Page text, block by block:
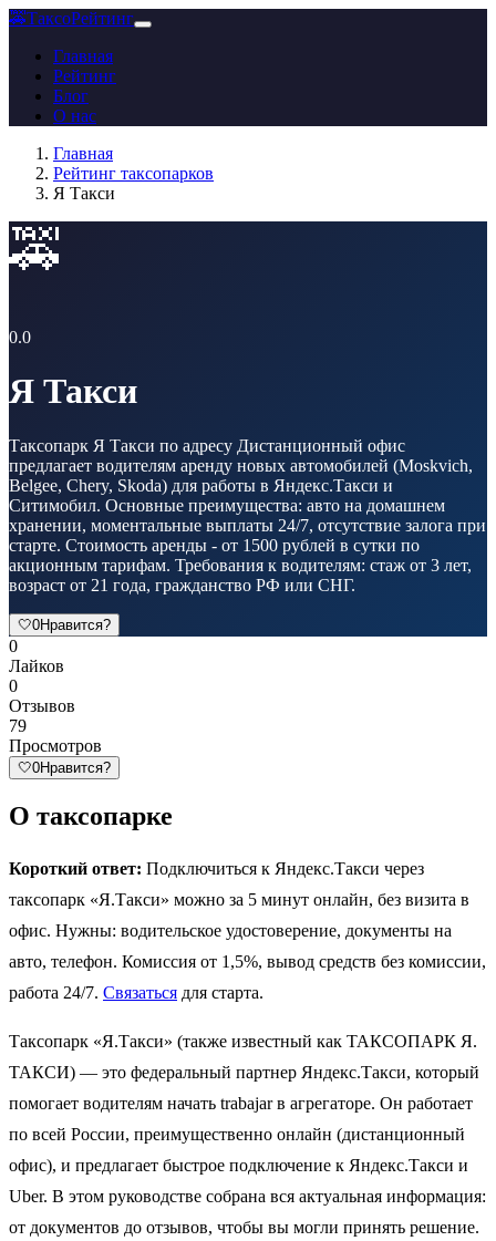
🚕ТаксоРейтинг
Главная
Рейтинг
Блог
О нас
Главная
Рейтинг таксопарков
Я Такси
🚕
0.0
Я Такси
Таксопарк Я Такси по адресу Дистанционный офис
предлагает водителям аренду новых автомобилей (Moskvich,
Belgee, Chery, Skoda) для работы в Яндекс.Такси и
Ситимобил. Основные преимущества: авто на домашнем
хранении, моментальные выплаты 24/7, отсутствие залога при
старте. Стоимость аренды - от 1500 рублей в сутки по
акционным тарифам. Требования к водителям: стаж от 3 лет,
возраст от 21 года, гражданство РФ или СНГ.
🤍0Нравится?
0
Лайков
0
Отзывов
79
Просмотров
🤍0Нравится?
О таксопарке
Короткий ответ: Подключиться к Яндекс.Такси через
таксопарк «Я.Такси» можно за 5 минут онлайн, без визита в
офис. Нужны: водительское удостоверение, документы на
авто, телефон. Комиссия от 1,5%, вывод средств без комиссии,
работа 24/7. Связаться для старта.
Таксопарк «Я.Такси» (также известный как ТАКСОПАРК Я.
ТАКСИ) — это федеральный партнер Яндекс.Такси, который
помогает водителям начать trabajar в агрегаторе. Он работает
по всей России, преимущественно онлайн (дистанционный
офис), и предлагает быстрое подключение к Яндекс.Такси и
Uber. В этом руководстве собрана вся актуальная информация:
от документов до отзывов, чтобы вы могли принять решение.